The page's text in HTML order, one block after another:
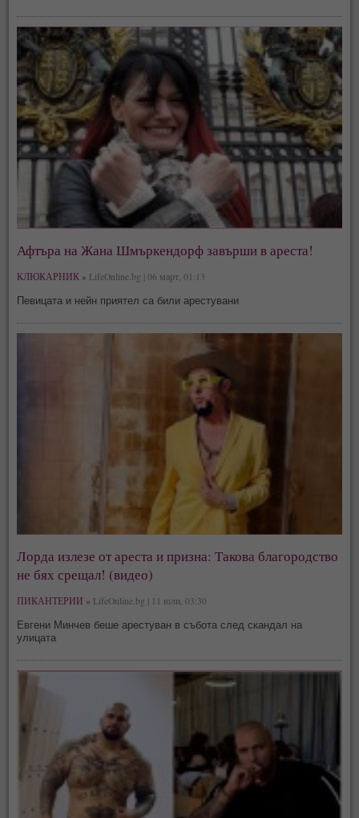
Афтъра на Жана Шмъркендорф завърши в ареста!
КЛЮКАРНИК » LifeOnline.bg | 06 март, 01:13
Певицата и нейн приятел са били арестувани
Лорда излезе от ареста и призна: Такова благородство
не бях срещал! (видео)
ПИКАНТЕРИИ » LifeOnline.bg | 11 юли, 03:30
Евгени Минчев беше арестуван в събота след скандал на
улицата